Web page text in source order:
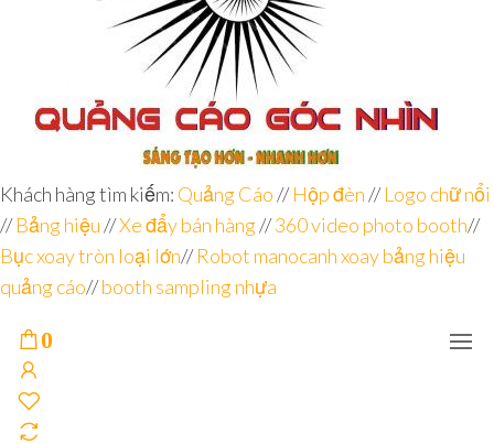
Đơn vị
chuyên
sâu – 8
năm
kinh
nghiệm
Góc
Nhìn
Agency –
nhà sản
xuất
POSM,
Quầy
Sampling,
Booth
trưng
bày, tủ
trưng
bày… tại
Tp.Hồ
Khách hàng tìm kiếm: Quảng Cáo//Hộp đèn//Logo chữ nổi
//Bảng hiệu//Xe đẩy bán hàng//360 video photo booth//
Bục xoay tròn loại lớn//Robot manocanh xoay bảng hiệu
quảng cáo//booth sampling nhựa
0